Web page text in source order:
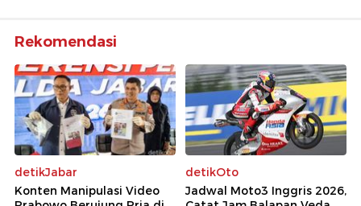
Rekomendasi
detikJabar
Konten Manipulasi Video
detikOto
Jadwal Moto3 Inggris 2026,